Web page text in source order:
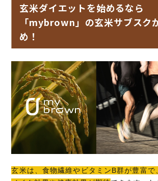
玄米ダイエットを始めるなら
「mybrown」の玄米サブスク
め！
玄米は、食物繊維やビタミンB群が豊富で